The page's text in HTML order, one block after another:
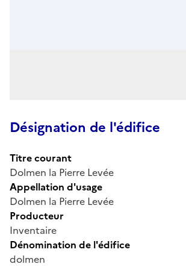
Désignation de l'édifice
Titre courant
Dolmen la Pierre Levée
Appellation d'usage
Dolmen la Pierre Levée
Producteur
Inventaire
Dénomination de l'édifice
dolmen